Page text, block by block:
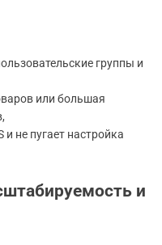
группы и
или большая
не пугает настройка
и